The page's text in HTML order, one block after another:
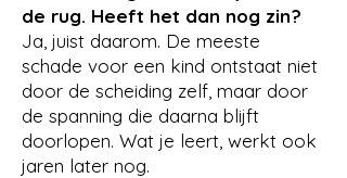
de rug. Heeft het dan nog zin?
Ja, juist daarom. De meeste
schade voor een kind ontstaat niet
door de scheiding zelf, maar door
de spanning die daarna blijft
doorlopen. Wat je leert, werkt ook
jaren later nog.